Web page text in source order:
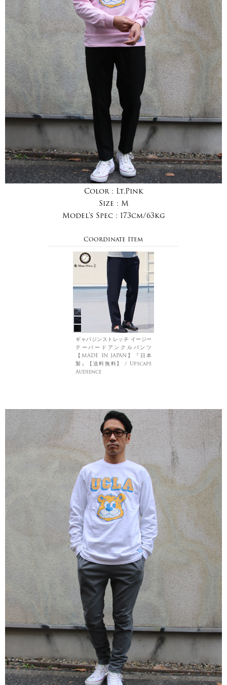
Color : Lt.Pink
Size : M
Model's Spec : 173cm/63kg
Coordinate Item
ギャバジンストレッチ イージー
テーパードアンクルパンツ
【MADE IN JAPAN】『日本
製』【送料無料】 / Upscape
Audience